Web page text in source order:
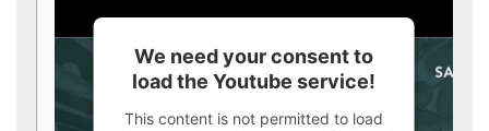
We need your consent to
load the Youtube service!
This content is not permitted to load